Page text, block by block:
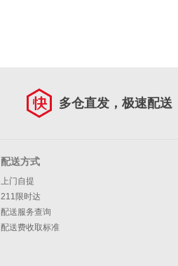
多仓直发，极速配送
配送方式
上门自提
211限时达
配送服务查询
配送费收取标准